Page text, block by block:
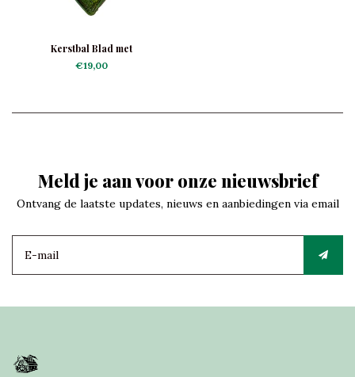
Kerstbal Blad met
Lieveheersbeestje
€19,00
Meld je aan voor onze nieuwsbrief
Ontvang de laatste updates, nieuws en aanbiedingen via email